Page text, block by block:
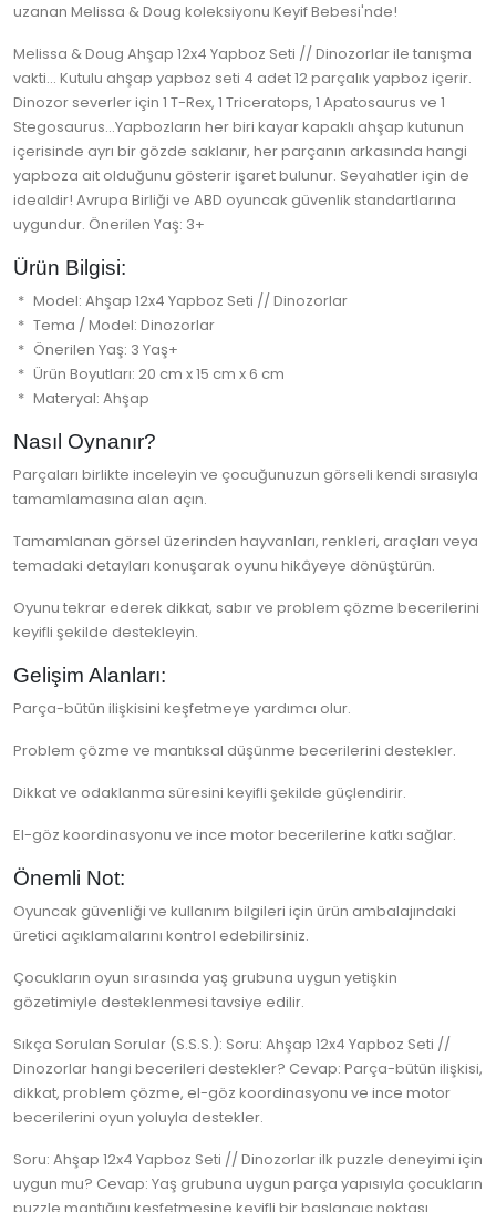
uzanan Melissa & Doug koleksiyonu Keyif Bebesi'nde!
Melissa & Doug Ahşap 12x4 Yapboz Seti // Dinozorlar ile tanışma
vakti... Kutulu ahşap yapboz seti 4 adet 12 parçalık yapboz içerir.
Dinozor severler için 1 T-Rex, 1 Triceratops, 1 Apatosaurus ve 1
Stegosaurus...Yapbozların her biri kayar kapaklı ahşap kutunun
içerisinde ayrı bir gözde saklanır, her parçanın arkasında hangi
yapboza ait olduğunu gösterir işaret bulunur. Seyahatler için de
idealdir! Avrupa Birliği ve ABD oyuncak güvenlik standartlarına
uygundur. Önerilen Yaş: 3+
Ürün Bilgisi:
Model: Ahşap 12x4 Yapboz Seti // Dinozorlar
Tema / Model: Dinozorlar
Önerilen Yaş: 3 Yaş+
Ürün Boyutları: 20 cm x 15 cm x 6 cm
Materyal: Ahşap
Nasıl Oynanır?
Parçaları birlikte inceleyin ve çocuğunuzun görseli kendi sırasıyla
tamamlamasına alan açın.
Tamamlanan görsel üzerinden hayvanları, renkleri, araçları veya
temadaki detayları konuşarak oyunu hikâyeye dönüştürün.
Oyunu tekrar ederek dikkat, sabır ve problem çözme becerilerini
keyifli şekilde destekleyin.
Gelişim Alanları:
Parça-bütün ilişkisini keşfetmeye yardımcı olur.
Problem çözme ve mantıksal düşünme becerilerini destekler.
Dikkat ve odaklanma süresini keyifli şekilde güçlendirir.
El-göz koordinasyonu ve ince motor becerilerine katkı sağlar.
Önemli Not:
Oyuncak güvenliği ve kullanım bilgileri için ürün ambalajındaki
üretici açıklamalarını kontrol edebilirsiniz.
Çocukların oyun sırasında yaş grubuna uygun yetişkin
gözetimiyle desteklenmesi tavsiye edilir.
Sıkça Sorulan Sorular (S.S.S.): Soru: Ahşap 12x4 Yapboz Seti //
Dinozorlar hangi becerileri destekler? Cevap: Parça-bütün ilişkisi,
dikkat, problem çözme, el-göz koordinasyonu ve ince motor
becerilerini oyun yoluyla destekler.
Soru: Ahşap 12x4 Yapboz Seti // Dinozorlar ilk puzzle deneyimi için
uygun mu? Cevap: Yaş grubuna uygun parça yapısıyla çocukların